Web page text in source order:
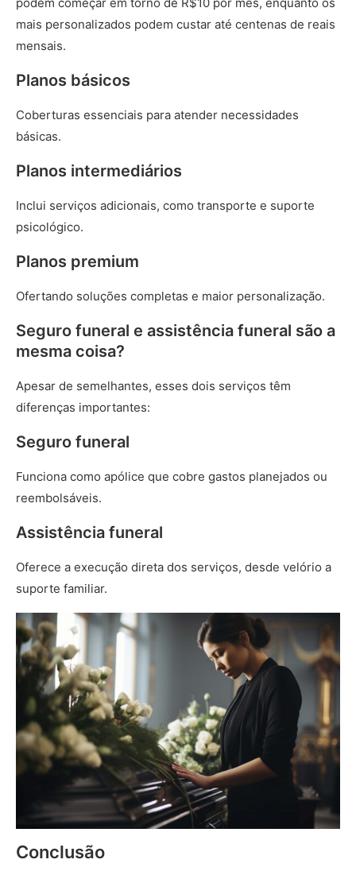
mais personalizados podem custar até centenas de reais
mensais.
Planos básicos
Coberturas essenciais para atender necessidades
básicas.
Planos intermediários
Inclui serviços adicionais, como transporte e suporte
psicológico.
Planos premium
Ofertando soluções completas e maior personalização.
Seguro funeral e assistência funeral são a
mesma coisa?
Apesar de semelhantes, esses dois serviços têm
diferenças importantes:
Seguro funeral
Funciona como apólice que cobre gastos planejados ou
reembolsáveis.
Assistência funeral
Oferece a execução direta dos serviços, desde velório a
suporte familiar.
Conclusão